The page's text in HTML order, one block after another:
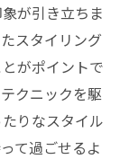
が引き立ちま
スタイリング
がポイントで
クニックを駆
りなスタイル
て過ごせるよ